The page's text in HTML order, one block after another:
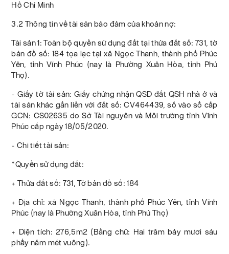
Hồ Chí Minh
3.2 Thông tin về tài sản bảo đảm của khoản nợ:
Tài sản 1: Toàn bộ quyền sử dụng đất tại thửa đất số: 731, tờ
bản đồ số: 184 tọa lạc tại xã Ngọc Thanh, thành phố Phúc
Yên, tỉnh Vĩnh Phúc (nay là Phường Xuân Hòa, tỉnh Phú
Thọ).
- Giấy tờ tài sản: Giấy chứng nhận QSD đất QSH nhà ở và
tài sản khác gắn liền với đất số: CV464439, số vào sổ cấp
GCN: CS02635 do Sở Tài nguyên và Môi trường tỉnh Vĩnh
Phúc cấp ngày 18/05/2020.
- Chi tiết tài sản:
*Quyền sử dụng đất:
+ Thửa đất số: 731, Tờ bản đồ số: 184
+ Địa chỉ: xã Ngọc Thanh, thành phố Phúc Yên, tỉnh Vĩnh
Phúc (nay là Phường Xuân Hòa, tỉnh Phú Thọ)
+ Diện tích: 276,5m2 (Bằng chữ: Hai trăm bảy mươi sáu
phẩy năm mét vuông).